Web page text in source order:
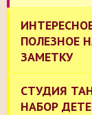
ПОЛЕЗНОЕ
ЗАМЕТКУ
СТУДИЯ
НАБОР